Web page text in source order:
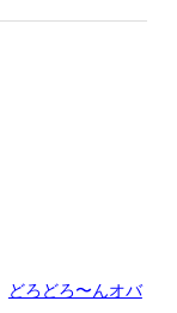
どろどろ〜んオバ